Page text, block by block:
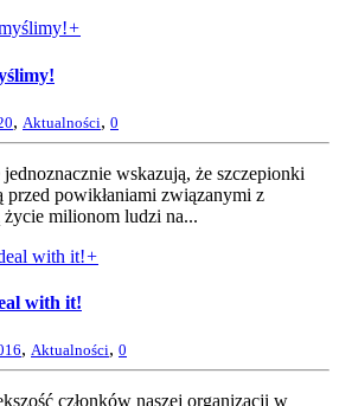
+
, Aktualności, 0
wskazują, że szczepionki
przed powikłaniami związanymi z
milionom ludzi na...
+
with it!
, Aktualności, 0
członków naszej organizacji w